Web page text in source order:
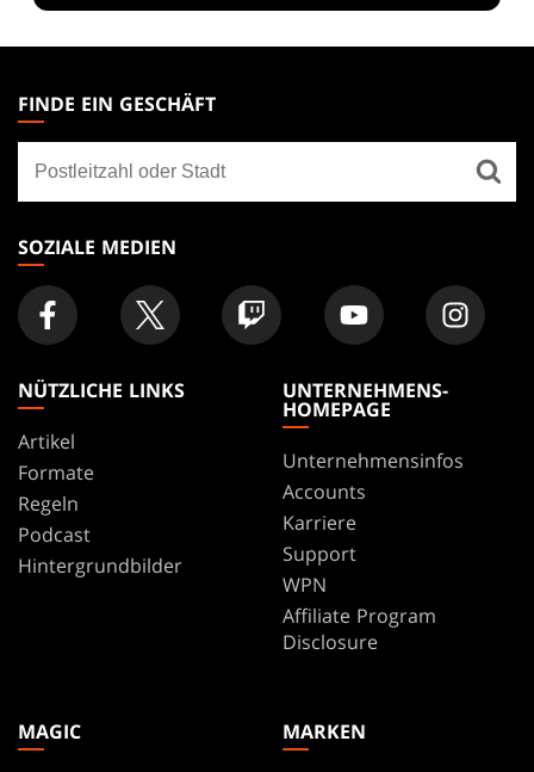
THE
GATHERING
FOOTER
FINDE EIN GESCHÄFT
ein
Geschäft
SOZIALE MEDIEN
NÜTZLICHE LINKS
Artikel
Formate
Regeln
Podcast
Hintergrundbilder
UNTERNEHMENS-
HOMEPAGE
Unternehmensinfos
Accounts
Karriere
Support
WPN
Affiliate Program
Disclosure
MAGIC
MARKEN